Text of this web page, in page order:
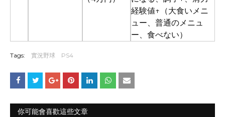
経験値↑（大食いメニ
ュー、普通のメニュ
ー、食べない）
Tags: 實況野球 PS4
你可能會喜歡這些文章